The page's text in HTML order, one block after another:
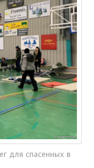
для спасенных в